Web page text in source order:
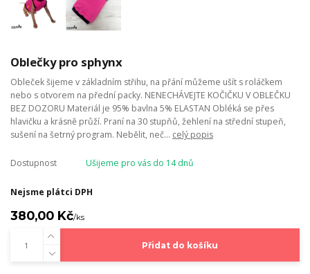
Oblečky pro sphynx
Obleček šijeme v základním střihu, na přání můžeme ušít s roláčkem
nebo s otvorem na přední packy. NENECHÁVEJTE KOČIČKU V OBLEČKU
BEZ DOZORU Materiál je 95% bavlna 5% ELASTAN Obléká se přes
hlavičku a krásně průží. Praní na 30 stupňů, žehlení na střední stupeň,
sušení na šetrný program. Nebělit, neč... celý popis
Dostupnost Ušijeme pro vás do 14 dnů
Nejsme plátci DPH
380,00 Kč/ks
Přidat do košíku